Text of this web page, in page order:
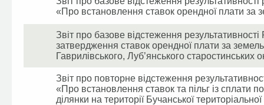
«Про встановлення ставок орендної плати за
Звіт про базове відстеження
затвердження ставок орендної плати за
Гаврилівського, Луб’янського старостинських
Звіт про повторне відстеження
«Про встановлення ставок та пільг із сплати
ділянки на території Бучанської